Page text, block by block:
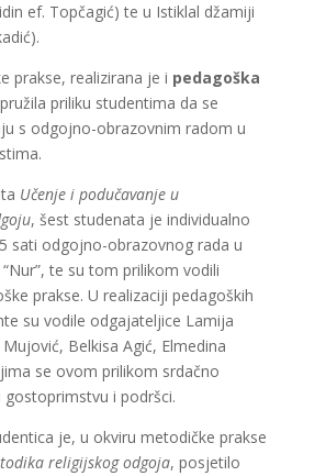
ef. Topčagić) te u Istiklal džamiji
prakse, realizirana je i pedagoška
priliku studentima da se
s odgojno-obrazovnim radom u
Učenje i podučavanje u
, šest studenata je individualno
sati odgojno-obrazovnog rada u
“Nur”, te su tom prilikom vodili
prakse. U realizaciji pedagoških
su vodile odgajateljice Lamija
Belkisa Agić, Elmedina
se ovom prilikom srdačno
i podršci.
je, u okviru metodičke prakse
religijskog odgoja, posjetilo